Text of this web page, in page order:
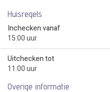
Huisregels
Inchecken vanaf
15:00 uur
Uitchecken tot
11:00 uur
Overige informatie